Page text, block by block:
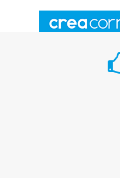
Tous les produits sont